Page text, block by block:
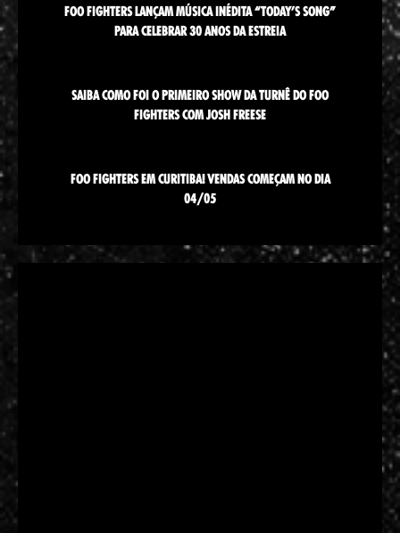
FOO FIGHTERS LANÇAM MÚSICA INÉDITA “TODAY’S SONG”
PARA CELEBRAR 30 ANOS DA ESTREIA
SAIBA COMO FOI O PRIMEIRO SHOW DA TURNÊ DO FOO
FIGHTERS COM JOSH FREESE
FOO FIGHTERS EM CURITIBA! VENDAS COMEÇAM NO DIA
04/05